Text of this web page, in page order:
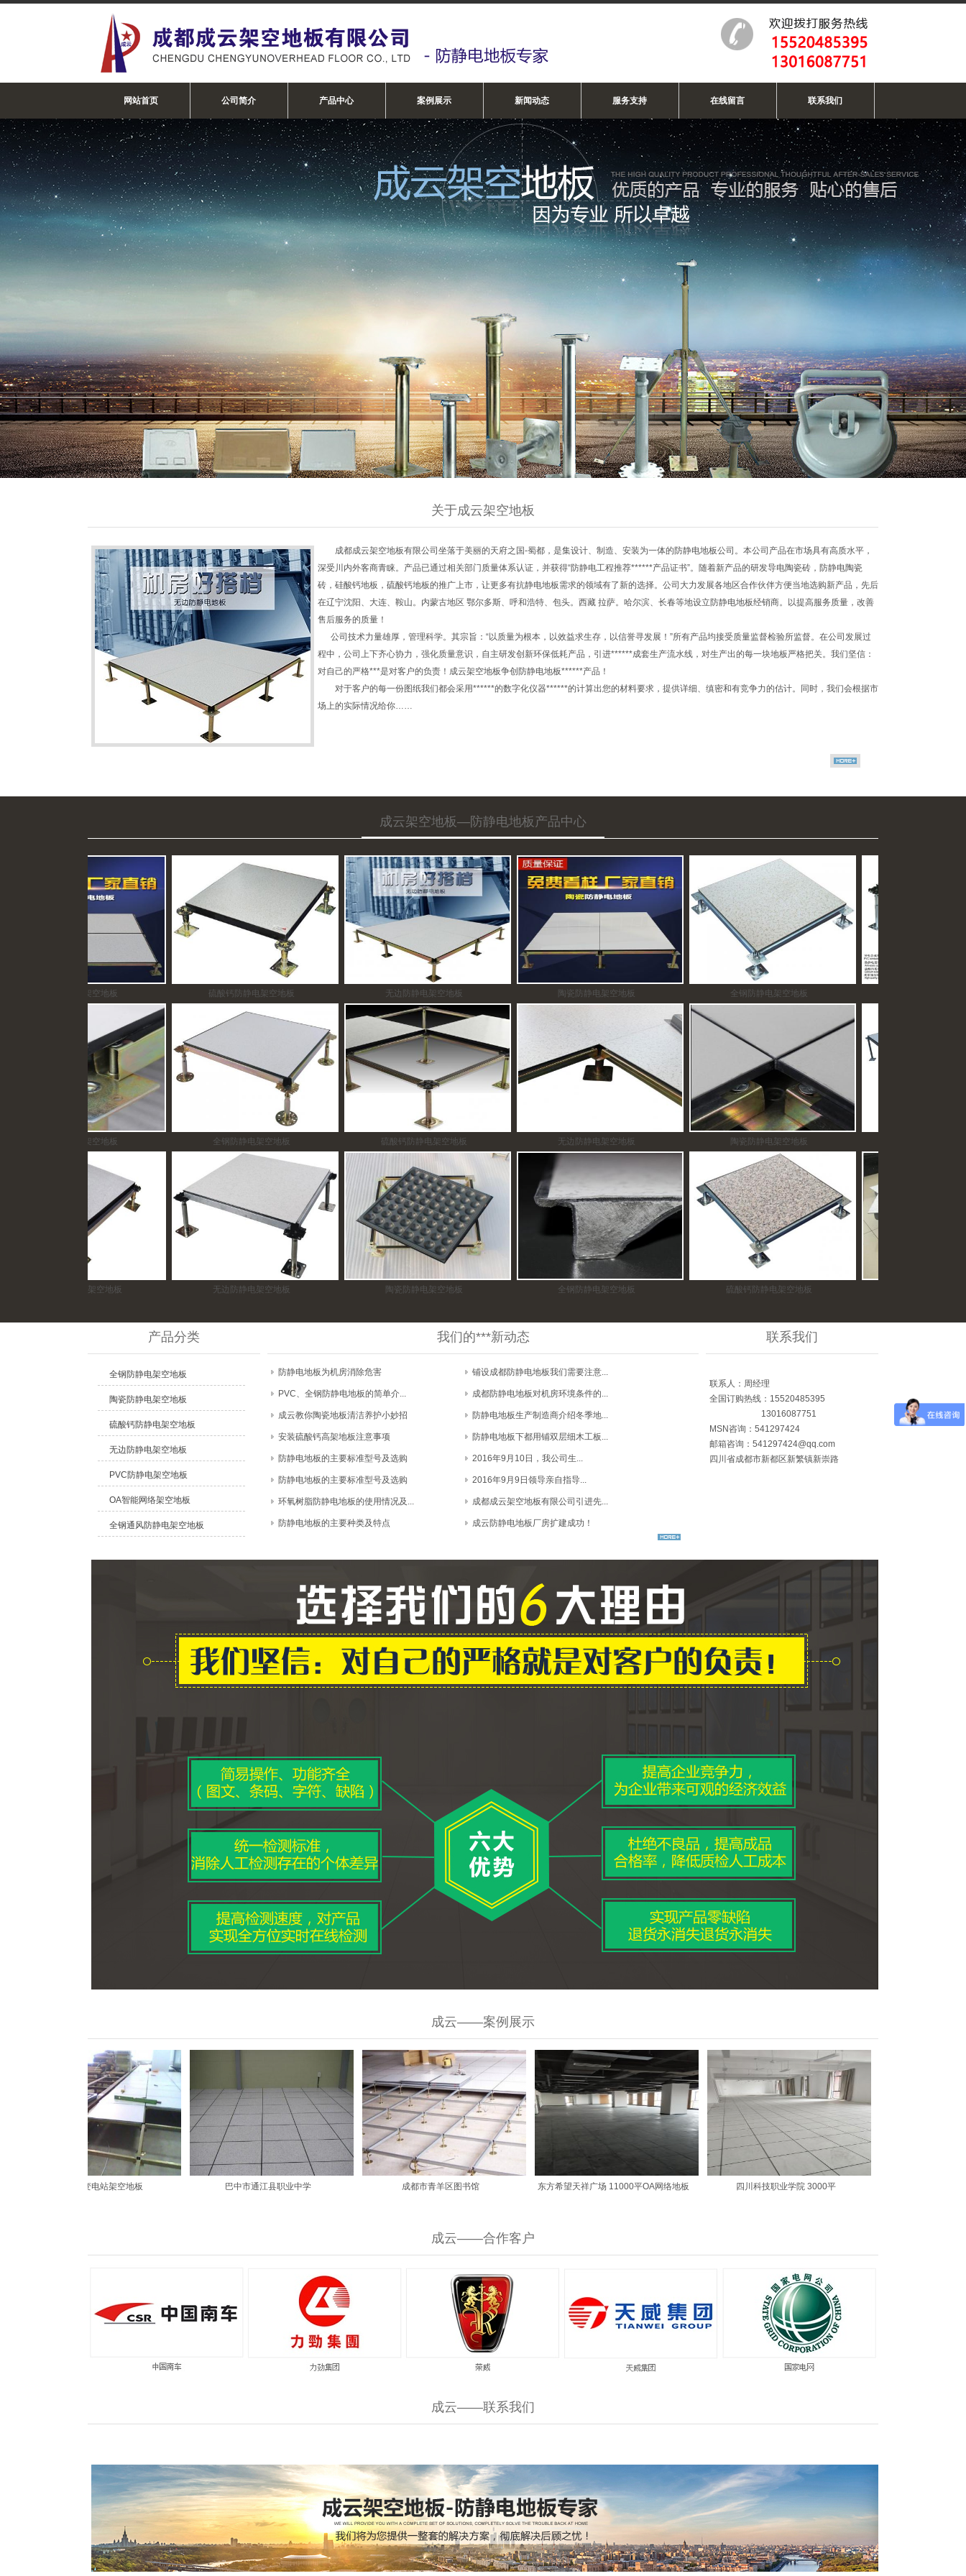
网站首页 公司简介 产品中心 案例展示 新闻动态 服务支持 在线留言 联系我们
关于成云架空地板
成都成云架空地板有限公司坐落于美丽的天府之国-蜀都，是集设计、制造、安装为一体的防静电地板公司。本公司产品在市场具有高质水平，
深受川内外客商青睐。产品已通过相关部门质量体系认证，并获得“防静电工程推荐******产品证书”。随着新产品的研发导电陶瓷砖，防静电陶瓷
砖，硅酸钙地板，硫酸钙地板的推广上市，让更多有抗静电地板需求的领域有了新的选择。公司大力发展各地区合作伙伴方便当地选购新产品，先后
在辽宁沈阳、大连、鞍山。内蒙古地区 鄂尔多斯、呼和浩特、包头。西藏 拉萨。哈尔滨、长春等地设立防静电地板经销商。以提高服务质量，改善
售后服务的质量！
公司技术力量雄厚，管理科学。其宗旨：“以质量为根本，以效益求生存，以信誉寻发展！”所有产品均接受质量监督检验所监督。在公司发展过
程中，公司上下齐心协力，强化质量意识，自主研发创新环保低耗产品，引进******成套生产流水线，对生产出的每一块地板严格把关。我们坚信：
对自己的严格***是对客户的负责！成云架空地板争创防静电地板******产品！
对于客户的每一份图纸我们都会采用******的数字化仪器******的计算出您的材料要求，提供详细、缜密和有竞争力的估计。
同时，我们会根据市
场上的实际情况给你……
成云架空地板—防静电地板产品中心
硫酸钙防静电架空地板 无边防静电架空地板 陶瓷防静电架空地板 全钢防静电架空地板
全钢防静电架空地板 硫酸钙防静电架空地板 无边防静电架空地板 陶瓷防静电架空地板
无边防静电架空地板 陶瓷防静电架空地板 全钢防静电架空地板 硫酸钙防静电架空地板
产品分类
全钢防静电架空地板
陶瓷防静电架空地板
硫酸钙防静电架空地板
无边防静电架空地板
PVC防静电架空地板
OA智能网络架空地板
全钢通风防静电架空地板
联系我们
联系人：周经理
全国订购热线： 15520485395
13016087751
MSN咨询 ： 541297424
邮箱咨询：541297424@qq.com
四川省成都市新都区新繁镇新崇路
我们的***新动态
防静电地板为机房消除危害 铺设成都防静电地板我们需要注意...
PVC、全钢防静电地板的简单介... 成都防静电地板对机房环境条件的...
成云教你陶瓷地板清洁养护小妙招 防静电地板生产制造商介绍冬季地...
安装硫酸钙高架地板注意事项 防静电地板下都用铺双层细木工板...
防静电地板的主要标准型号及选购 2016年9月10日，我公司生...
防静电地板的主要标准型号及选购 2016年9月9日领导亲自指导...
环氧树脂防静电地板的使用情况及... 成都成云架空地板有限公司引进先...
防静电地板的主要种类及特点 成云防静电地板厂房扩建成功！
成云——案例展示
广元九华变电站架空地板 巴中市通江县职业中学 成都市青羊区图书馆 东方希望天祥广场 11000平OA网络地板 四川科技职业学院 3000平
成云——合作客户
成云——联系我们